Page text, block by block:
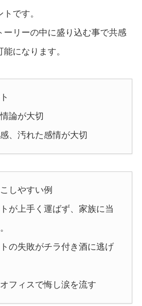
です。
ーリーの中に盛り込む事で共感
になります。
論が大切
、汚れた感情が大切
しやすい例
が上手く運ばず、家族に当
の失敗がチラ付き酒に逃げ
フィスで悔し涙を流す